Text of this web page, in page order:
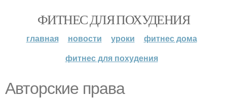
ФИТНЕС ДЛЯ ПОХУДЕНИЯ
главная новости уроки
фитнес дома
фитнес для похудения
Авторские права